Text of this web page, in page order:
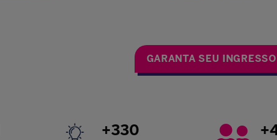
GARANTA SEU
+330